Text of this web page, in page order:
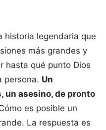
historia legendaria que
más grandes y
hasta qué punto Dios
persona. Un
un asesino, de pronto
es posible un
La respuesta es